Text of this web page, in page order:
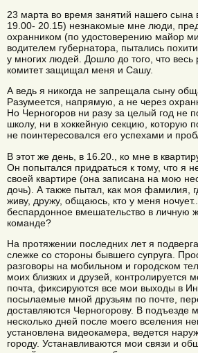
23 марта во время занятий нашего сына
19.00- 20.15) незнакомые мне люди,
охранником (по удостоверению майор
водителем губернатора, пытались
у многих людей. Дошло до того, что весь
комитет защищал меня и Сашу.
А ведь я никогда не запрещала сыну
Разумеется, напрямую, а не через
Но Черногоров ни разу за целый год не
школу, ни в хоккейную секцию, которую
не поинтересовался его успехами и
В этот же день, в 16.20., ко мне в
Он попытался придраться к тому, что я
своей квартире (она записана на мою
дочь). А также пытал, как моя фамилия,
живу, дружу, общаюсь, кто у меня
беспардонное вмешательство в личную
команде?
На протяжении последних лет я
слежке со стороны бывшего супруга.
разговоры на мобильном и городском
моих близких и друзей, контролируется
почта, фиксируются все мои выходы в
посылаемые мной друзьям по почте,
доставляются Черногорову. В подъезде
несколько дней после моего вселения
установлена видеокамера, ведется
городу. Устанавливаются мои связи и